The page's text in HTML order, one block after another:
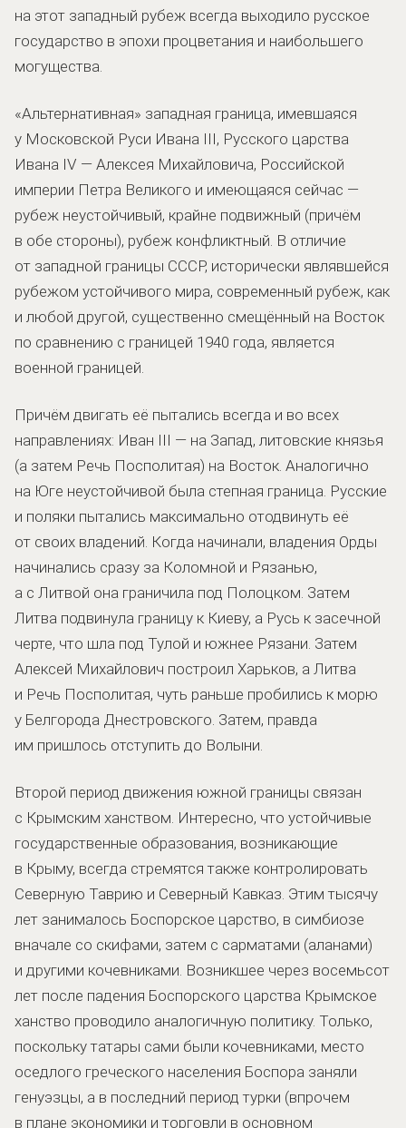
на этот западный рубеж всегда выходило русское
государство в эпохи процветания и наибольшего
могущества.
«Альтернативная» западная граница, имевшаяся
у Московской Руси Ивана III, Русского царства
Ивана IV — Алексея Михайловича, Российской
империи Петра Великого и имеющаяся сейчас —
рубеж неустойчивый, крайне подвижный (причём
в обе стороны), рубеж конфликтный. В отличие
от западной границы СССР, исторически являвшейся
рубежом устойчивого мира, современный рубеж, как
и любой другой, существенно смещённый на Восток
по сравнению с границей 1940 года, является
военной границей.
Причём двигать её пытались всегда и во всех
направлениях: Иван III — на Запад, литовские князья
(а затем Речь Посполитая) на Восток. Аналогично
на Юге неустойчивой была степная граница. Русские
и поляки пытались максимально отодвинуть её
от своих владений. Когда начинали, владения Орды
начинались сразу за Коломной и Рязанью,
а с Литвой она граничила под Полоцком. Затем
Литва подвинула границу к Киеву, а Русь к засечной
черте, что шла под Тулой и южнее Рязани. Затем
Алексей Михайлович построил Харьков, а Литва
и Речь Посполитая, чуть раньше пробились к морю
у Белгорода Днестровского. Затем, правда
им пришлось отступить до Волыни.
Второй период движения южной границы связан
с Крымским ханством. Интересно, что устойчивые
государственные образования, возникающие
в Крыму, всегда стремятся также контролировать
Северную Таврию и Северный Кавказ. Этим тысячу
лет занималось Боспорское царство, в симбиозе
вначале со скифами, затем с сарматами (аланами)
и другими кочевниками. Возникшее через восемьсот
лет после падения Боспорского царства Крымское
ханство проводило аналогичную политику. Только,
поскольку татары сами были кочевниками, место
оседлого греческого населения Боспора заняли
генуэзцы, а в последний период турки (впрочем
в плане экономики и торговли в основном